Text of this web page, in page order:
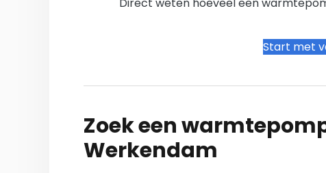
Direct weten hoeveel een
Start met
Zoek een
Werkendam